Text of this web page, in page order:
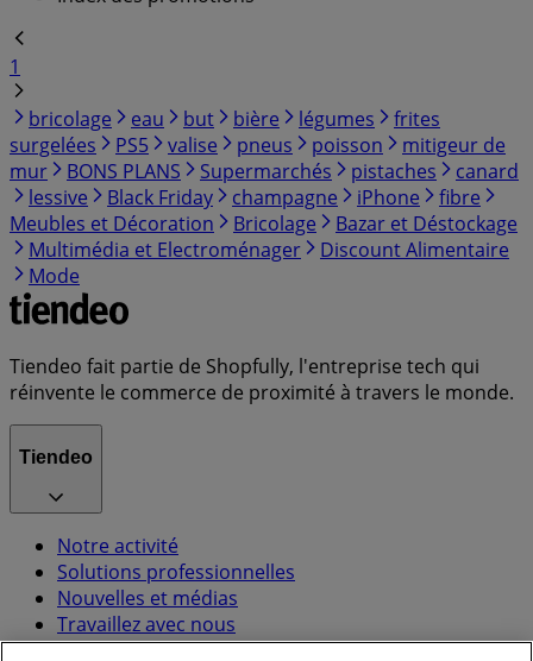
1
bricolage
eau but bière légumes
frites
surgelées
PS5 valise pneus poisson
mitigeur de
mur
BONS PLANS Supermarchés pistaches
canard
lessive
Black Friday champagne iPhone
fibre
Meubles et Décoration
Bricolage
Bazar et Déstockage
Multimédia et Electroménager
Discount Alimentaire
Mode
Tiendeo fait partie de Shopfully, l'entreprise tech qui
réinvente le commerce de proximité à travers le monde.
Tiendeo
Notre activité
Solutions professionnelles
Nouvelles et médias
Travaillez avec nous